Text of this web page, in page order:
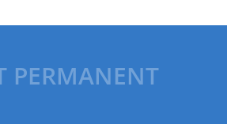
PERMANENT